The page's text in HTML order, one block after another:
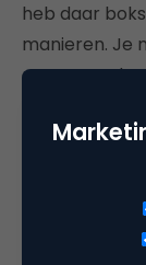
heb daar
manieren. Je
en zorgen
eigen angst,
aangeeft: die
in het
“Nail it,